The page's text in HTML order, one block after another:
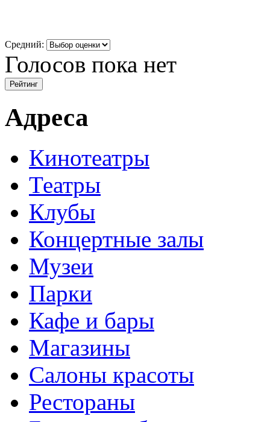
Средний:
Голосов пока нет
Адреса
Кинотеатры
Театры
Клубы
Концертные залы
Музеи
Парки
Кафе и бары
Магазины
Салоны красоты
Рестораны